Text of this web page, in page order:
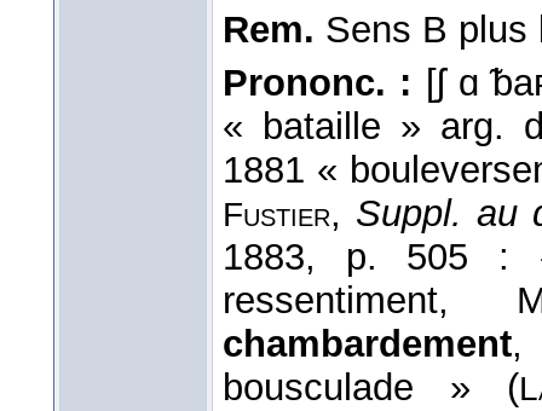
Rem. Sens B plus
Prononc. : [ʃ ɑ
« bataille » arg.
1881 «
Fustier, Suppl. au
1883, p. 505 :
chambardement,
bousculade » (